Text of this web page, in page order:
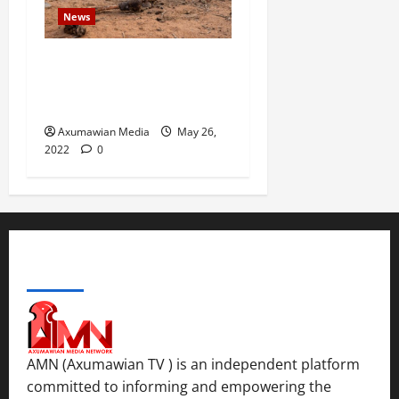
News
Axumawian Media
May 26,
2022
0
AMN (Axumawian TV ) is an independent platform
committed to informing and empowering the